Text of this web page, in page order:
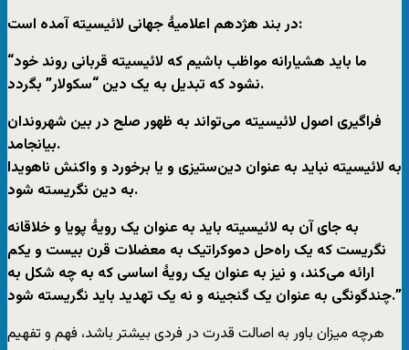
در بند هژدهم اعلامیۀ جهانی لائیسیته آمده است:
“ما باید هشیارانه مواظب باشیم که لائیسیته قربانی روند خود
نشود که تبدیل به یک دین “سکولار” بگردد.
فراگیری اصول لائیسیته می‌تواند به ظهور صلح در بین شهروندان
بیانجامد.
به لائیسیته نباید به عنوان دین‌ستیزی و یا برخورد و واکنش ناهویدا
به دین نگریسته شود.
به جای آن به لائیسیته باید به عنوان یک رویۀ پویا و خلاقانه
نگریست که یک راه‌حل دموکراتیک به معضلات قرن بیست و یکم
ارائه می‌کند، و نیز به عنوان یک رویۀ اساسی که به چه شکل به
چندگونگی به عنوان یک گنجینه و نه یک تهدید باید نگریسته شود.”
هرچه میزان باور به اصالت قدرت در فردی بیشتر باشد، فهم و تفهیم